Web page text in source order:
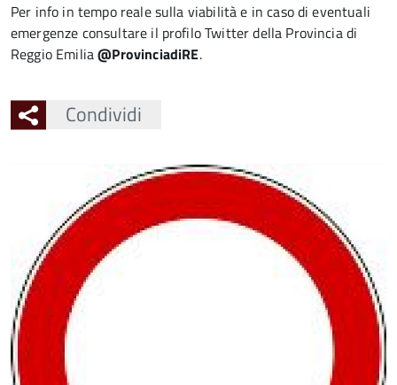
Per info in tempo reale sulla viabilità e in caso di eventuali
emergenze consultare il profilo Twitter della Provincia di
Reggio Emilia@ProvinciadiRE.
Condividi
l'immagine